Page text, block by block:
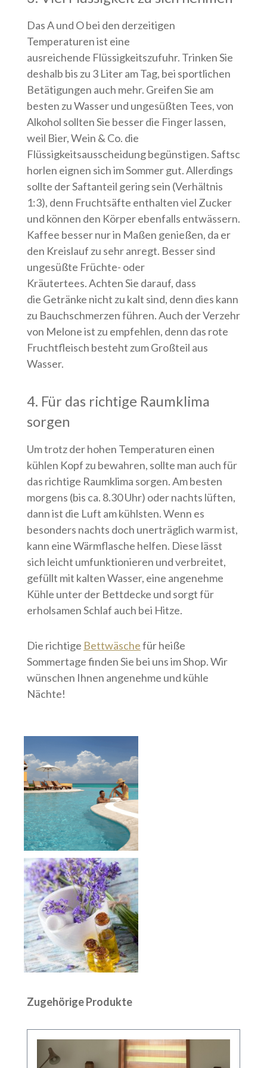
Das A und O bei den derzeitigen
Temperaturen ist eine
ausreichende Flüssigkeitszufuhr. Trinken Sie
deshalb bis zu 3 Liter am Tag, bei sportlichen
Betätigungen auch mehr. Greifen Sie am
besten zu Wasser und ungesüßten Tees, von
Alkohol sollten Sie besser die Finger lassen,
weil Bier, Wein & Co. die
Flüssigkeitsausscheidung begünstigen. Saftsc
horlen eignen sich im Sommer gut. Allerdings
sollte der Saftanteil gering sein (Verhältnis
1:3), denn Fruchtsäfte enthalten viel Zucker
und können den Körper ebenfalls entwässern.
Kaffee besser nur in Maßen genießen, da er
den Kreislauf zu sehr anregt. Besser sind
ungesüßte Früchte- oder
Kräutertees. Achten Sie darauf, dass
die Getränke nicht zu kalt sind, denn dies kann
zu Bauchschmerzen führen. Auch der Verzehr
von Melone ist zu empfehlen, denn das rote
Fruchtfleisch besteht zum Großteil aus
Wasser.
4. Für das richtige Raumklima
sorgen
Um trotz der hohen Temperaturen einen
kühlen Kopf zu bewahren, sollte man auch für
das richtige Raumklima sorgen. Am besten
morgens (bis ca. 8.30 Uhr) oder nachts lüften,
dann ist die Luft am kühlsten. Wenn es
besonders nachts doch unerträglich warm ist,
kann eine Wärmflasche helfen. Diese lässt
sich leicht umfunktionieren und verbreitet,
gefüllt mit kalten Wasser, eine angenehme
Kühle unter der Bettdecke und sorgt für
erholsamen Schlaf auch bei Hitze.
Die richtige Bettwäschefür heiße
Sommertage finden Sie bei uns im Shop. Wir
wünschen Ihnen angenehme und kühle
Nächte!
Produktgalerie überspringen
Zugehörige Produkte